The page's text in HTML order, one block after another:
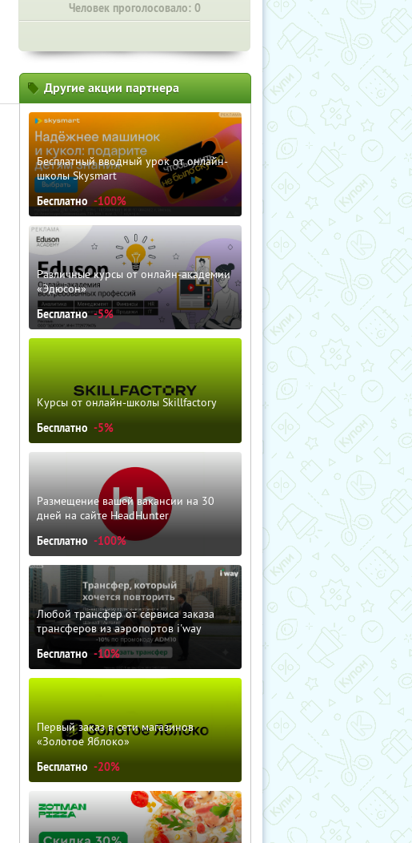
Человек проголосовало: 0
Другие акции партнера
Бесплатный вводный урок от онлайн-
школы Skysmart
Бесплатно -100%
Различные курсы от онлайн-академии
«Эдюсон»
Бесплатно -5%
Курсы от онлайн-школы Skillfactory
Бесплатно -5%
Размещение вашей вакансии на 30
дней на сайте HeadHunter
Бесплатно -100%
Любой трансфер от сервиса заказа
трансферов из аэропортов i'way
Бесплатно -10%
Первый заказ в сети магазинов
«Золотое Яблоко»
Бесплатно -20%